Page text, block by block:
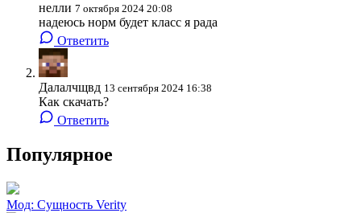
нелли 7 октября 2024 20:08
надеюсь норм будет класс я рада
Ответить
Далалчщвд 13 сентября 2024 16:38
Как скачать?
Ответить
Популярное
Мод: Сущность Verity